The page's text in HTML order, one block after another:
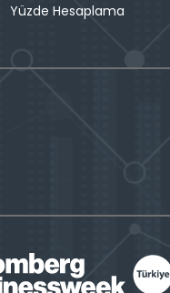
Yüzde Hesaplama